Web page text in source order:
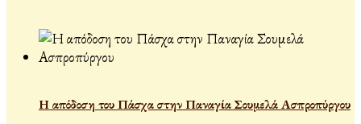
Η απόδοση του Πάσχα στην Παναγία Σουμελά Ασπροπύργου